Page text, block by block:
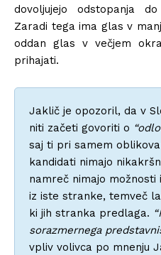
dovoljujejo odstopanja
Zaradi tega ima glas v
oddan glas v večjem
prihajati.
Jaklič je opozoril, da v
niti začeti govoriti o
saj ti pri samem
kandidati nimajo
namreč nimajo
iz iste stranke, temveč
ki jih stranka predlaga.
sorazmernega
vpliv volivca po mnenju